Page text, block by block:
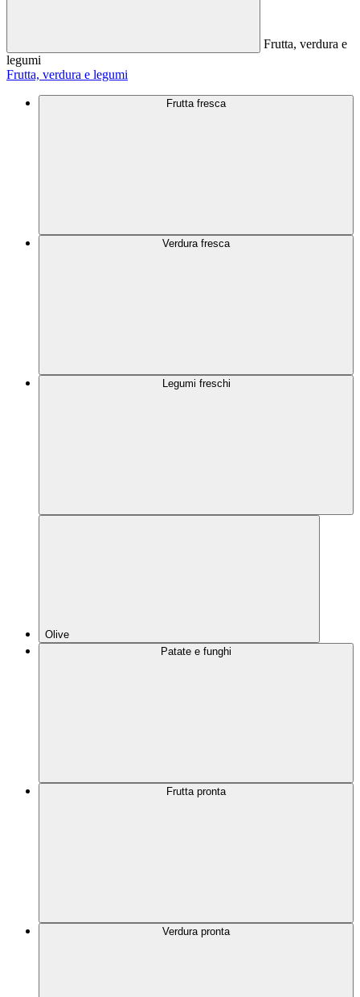
Frutta, verdura e
legumi
Frutta, verdura e legumi
Frutta fresca
Verdura fresca
Legumi freschi
Olive
Patate e funghi
Frutta pronta
Verdura pronta